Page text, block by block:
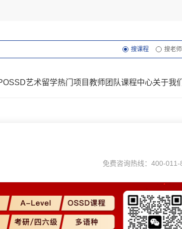
搜课程 搜老师
OSSD艺术留学热门项目教师团队课程中心关于我们
免费咨询热线：400-011-